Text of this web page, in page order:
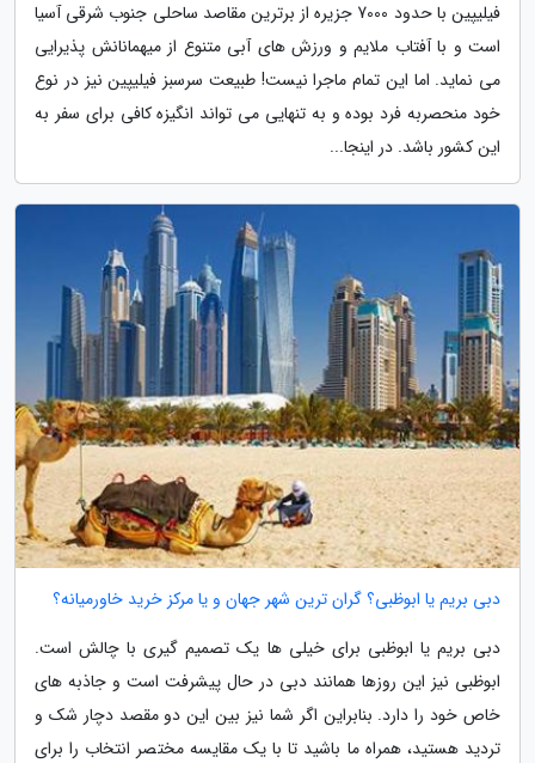
فیلیپین با حدود 7000 جزیره از برترین مقاصد ساحلی جنوب شرقی آسیا
است و با آفتاب ملایم و ورزش های آبی متنوع از میهمانانش پذیرایی
می نماید. اما این تمام ماجرا نیست! طبیعت سرسبز فیلیپین نیز در نوع
خود منحصربه فرد بوده و به تنهایی می تواند انگیزه کافی برای سفر به
این کشور باشد. در اینجا...
دبی بریم یا ابوظبی؟ گران ترین شهر جهان و یا مرکز خرید خاورمیانه؟
دبی بریم یا ابوظبی برای خیلی ها یک تصمیم گیری با چالش است.
ابوظبی نیز این روزها همانند دبی در حال پیشرفت است و جاذبه های
خاص خود را دارد. بنابراین اگر شما نیز بین این دو مقصد دچار شک و
تردید هستید، همراه ما باشید تا با یک مقایسه مختصر انتخاب را برای